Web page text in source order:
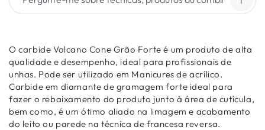
O carbide Volcano Cone Grão Forte é um produto de alta
qualidade e desempenho, ideal para profissionais de
unhas. Pode ser utilizado em Manicures de acrílico.
Carbide em diamante de gramagem forte ideal para
fazer o rebaixamento do produto junto à área de cutícula,
bem como, é um ótimo aliado na limagem e acabamento
do leito ou parede na técnica de francesa reversa.